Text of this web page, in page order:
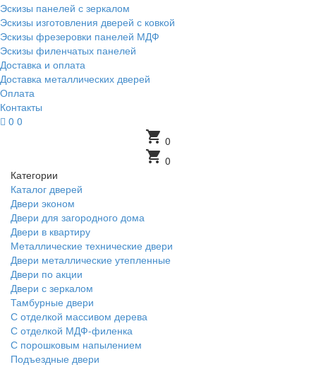
Эскизы панелей с зеркалом
Эскизы изготовления дверей с ковкой
Эскизы фрезеровки панелей МДФ
Эскизы филенчатых панелей
Доставка и оплата
Доставка металлических дверей
Оплата
Контакты
0 0
shopping_cart 0
shopping_cart 0
Категории
Каталог дверей
Двери эконом
Двери для загородного дома
Двери в квартиру
Металлические технические двери
Двери металлические утепленные
Двери по акции
Двери с зеркалом
Тамбурные двери
С отделкой массивом дерева
С отделкой МДФ-филенка
С порошковым напылением
Подъездные двери